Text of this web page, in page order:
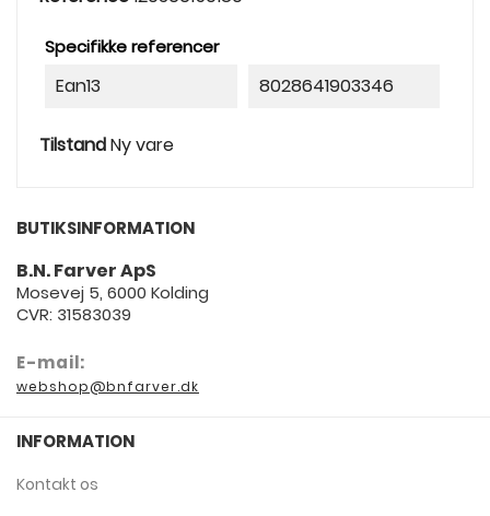
Specifikke referencer
Ean13 8028641903346
TilstandNy vare
BUTIKSINFORMATION
B.N. Farver ApS
Mosevej 5, 6000 Kolding
CVR: 31583039
E-mail:
webshop@bnfarver.dk
INFORMATION
Kontakt os